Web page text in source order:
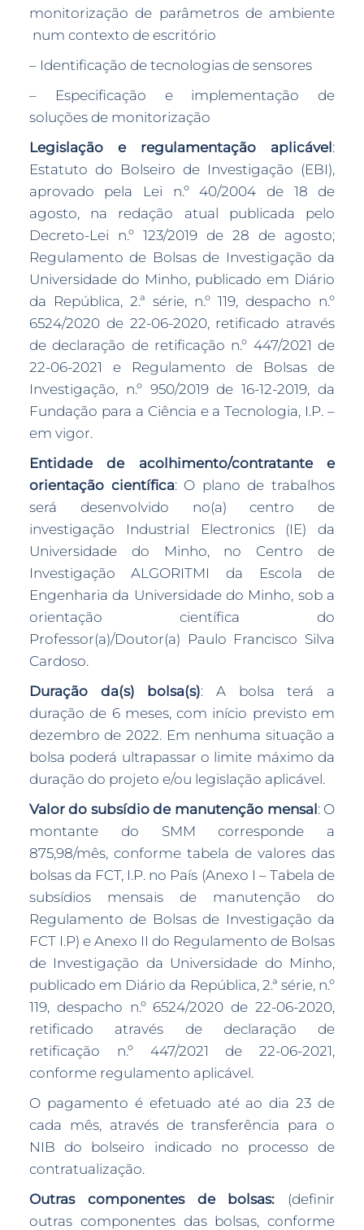
monitorização de parâmetros de ambiente
num contexto de escritório
– Identificação de tecnologias de sensores
– Especificação e implementação de
soluções de monitorização
Legislação e regulamentação aplicável :
Estatuto do Bolseiro de Investigação (EBI),
aprovado pela Lei n.º 40/2004 de 18 de
agosto, na redação atual publicada pelo
Decreto-Lei n.º 123/2019 de 28 de agosto;
Regulamento de Bolsas de Investigação da
Universidade do Minho, publicado em Diário
da República, 2.ª série, n.º 119, despacho n.º
6524/2020 de 22-06-2020, retificado através
de declaração de retificação n.º 447/2021 de
22-06-2021 e Regulamento de Bolsas de
Investigação, n.º 950/2019 de 16-12-2019, da
Fundação para a Ciência e a Tecnologia, I.P. –
em vigor.
Entidade de acolhimento/contratante e
orientação científica: O plano de trabalhos
será desenvolvido no(a) centro de
investigação Industrial Electronics (IE) da
Universidade do Minho, no Centro de
Investigação ALGORITMI da Escola de
Engenharia da Universidade do Minho, sob a
orientação científica do
Professor(a)/Doutor(a) Paulo Francisco Silva
Cardoso.
Duração da(s) bolsa(s): A bolsa terá a
duração de 6 meses, com início previsto em
dezembro de 2022. Em nenhuma situação a
bolsa poderá ultrapassar o limite máximo da
duração do projeto e/ou legislação aplicável.
Valor do subsídio de manutenção mensal : O
montante do SMM corresponde a
875,98/mês, conforme tabela de valores das
bolsas da FCT, I.P. no País (Anexo I – Tabela de
subsídios mensais de manutenção do
Regulamento de Bolsas de Investigação da
FCT I.P) e Anexo II do Regulamento de Bolsas
de Investigação da Universidade do Minho,
publicado em Diário da República, 2.ª série, n.º
119, despacho n.º 6524/2020 de 22-06-2020,
retificado através de declaração de
retificação n.º 447/2021 de 22-06-2021,
conforme regulamento aplicável.
O pagamento é efetuado até ao dia 23 de
cada mês, através de transferência para o
NIB do bolseiro indicado no processo de
contratualização.
Outras componentes de bolsas: (definir
outras componentes das bolsas, conforme